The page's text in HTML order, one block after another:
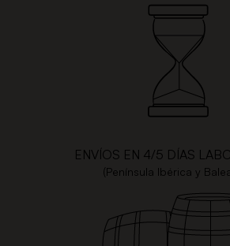
ENVÍOS EN 4/5 DÍAS
(Península Ibérica y